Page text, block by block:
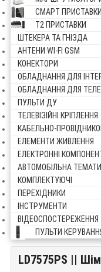
СМАРТ ПРИСТАВКИ
Т2 ПРИСТАВКИ
ШТЕКЕРА ТА ГНІЗДА
АНТЕНИ WI-FI GSM
КОНЕКТОРИ
ОБЛАДНАННЯ ДЛЯ
ОБЛАДНАННЯ ДЛЯ
ПУЛЬТИ ДУ
ТЕЛЕВІЗІЙНІ КРІПЛЕННЯ
КАБЕЛЬНО-
ЕЛЕМЕНТИ ЖИВЛЕННЯ
ЕЛЕКТРОННІ
АВТОМОБІЛЬНА
КОМПЛЕКТУЮЧІ
ПЕРЕХІДНИКИ
ІНСТРУМЕНТИ
ВІДЕОСПОСТЕРЕЖЕННЯ
ПУЛЬТИ
LD7575PS || Шім-
LD7575PS ||